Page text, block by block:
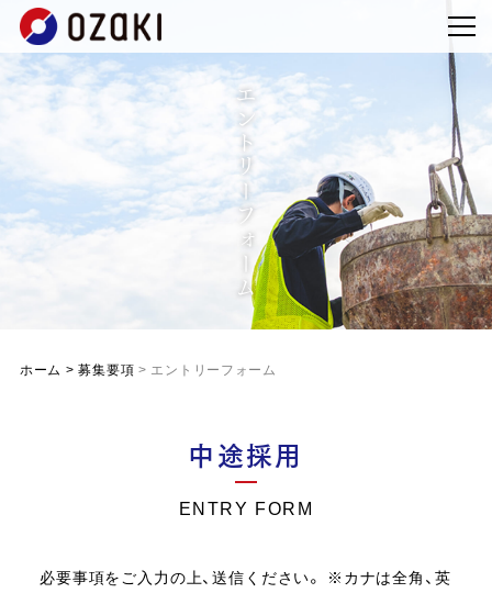
お知らせ
企業情報
施工実績
採用情報
お問い合わせ
エントリーフォーム
ホーム >募集要項 > エントリーフォーム
中途採用
ENTRY FORM
必要事項をご入力の上、送信ください。 ※カナは全角、英